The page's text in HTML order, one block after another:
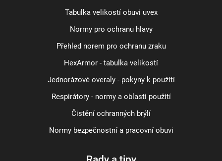
Tabulka velikostí obuvi uvex
Normy pro ochranu hlavy
Přehled norem pro ochranu zraku
HexArmor - tabulka velikostí
Jednorázové overaly - pokyny k použití
Respirátory - normy a oblasti použití
Čistění ochranných brýlí
Normy bezpečnostní a pracovní obuvi